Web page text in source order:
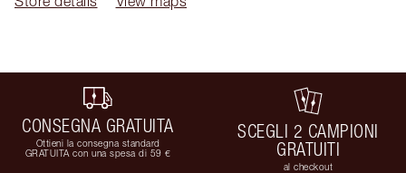
CONSEGNA GRATUITA
Ottieni la consegna standard
GRATUITA con una spesa di 59 €
SCEGLI 2 CAMPIONI
GRATUITI
al checkout